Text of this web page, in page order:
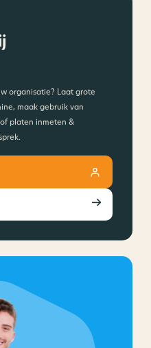
organisatie? Laat grote
maak gebruik van
platen inmeten &